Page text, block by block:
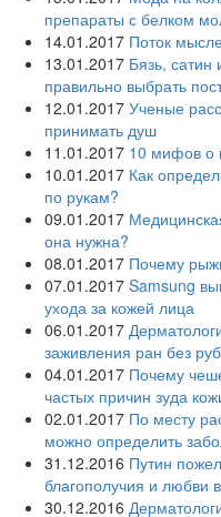
препараты с белком
14.01.2017 Поток
13.01.2017 Бязь, сатин
правильно выбрать
12.01.2017 Ученые
принимать душ
11.01.2017 10 мифов о
10.01.2017 Как
по рукам?
09.01.2017
она нужна?
08.01.2017 Почему
07.01.2017 Samsung
ухода за кожей лица
06.01.2017
заживления ран без
04.01.2017 Почему
частых причин зуда
02.01.2017 По месту
можно определить
31.12.2016 Путин
благополучия и любви
30.12.2016